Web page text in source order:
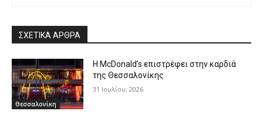
ΣΧΕΤΙΚΑ ΑΡΘΡΑ
Θεσσαλονίκη
Η McDonald’s επιστρέφει στην καρδιά
της Θεσσαλονίκης
31 Ιουλίου, 2026